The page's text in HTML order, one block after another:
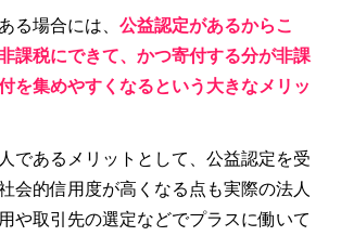
る場合には、 公益認定があるからこ
課税にできて、かつ寄付する分が非課
を集めやすくなるという大きなメリッ
であるメリットとして、公益認定を受
会的信用度が高くなる点も実際の法人
や取引先の選定などでプラスに働いて